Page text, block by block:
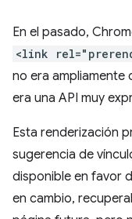
En el pasado,
<link
no era ampliamente
era una API muy
Esta renderización
sugerencia de
disponible en favor
en cambio,